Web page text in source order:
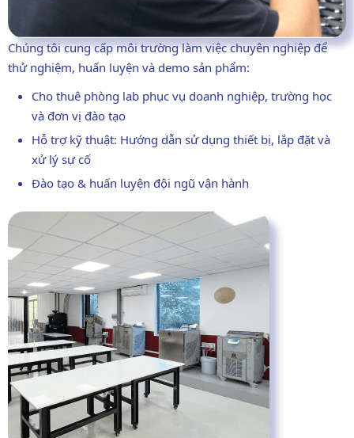
Chúng tôi cung cấp môi trường làm việc chuyên nghiệp để
thử nghiệm, huấn luyện và demo sản phẩm:
Cho thuê phòng lab phục vụ doanh nghiệp, trường học
và đơn vị đào tạo
Hỗ trợ kỹ thuật: Hướng dẫn sử dụng thiết bị, lắp đặt và
xử lý sự cố
Đào tạo & huấn luyện đội ngũ vận hành